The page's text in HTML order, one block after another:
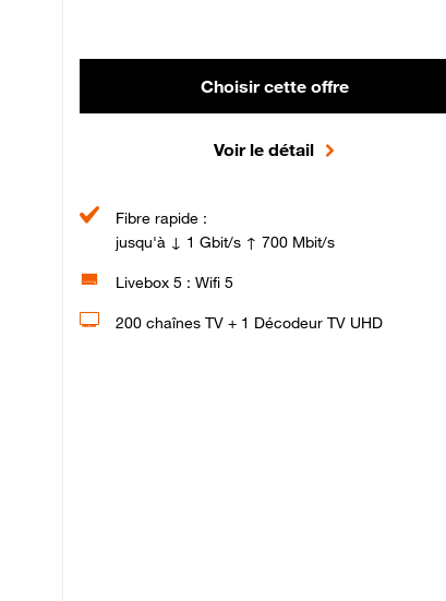
Choisir cette offre
Voir le détail
Fibre rapide :
jusqu'à ↓ 1 Gbit/s ↑ 700 Mbit/s
Livebox 5 : Wifi 5
200 chaînes TV + 1 Décodeur TV UHD